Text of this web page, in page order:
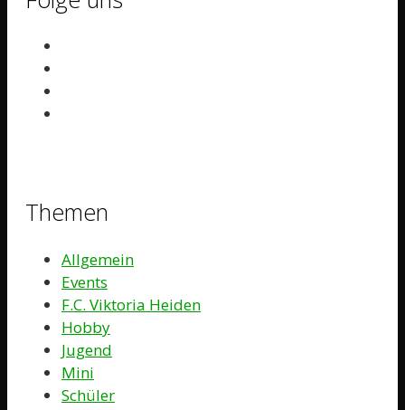
Themen
Allgemein
Events
F.C. Viktoria Heiden
Hobby
Jugend
Mini
Schüler